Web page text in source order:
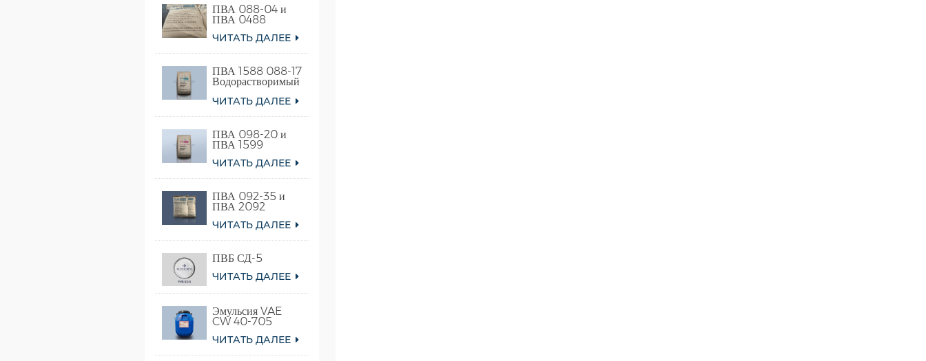
ПВА 088-04 и
ПВА 0488
ЧИТАТЬ ДАЛЕЕ
ПВА 1588 088-17
Водорастворимый
спирт
ЧИТАТЬ ДАЛЕЕ
ПВА 098-20 и
ПВА 1599
ЧИТАТЬ ДАЛЕЕ
ПВА 092-35 и
ПВА 2092
ЧИТАТЬ ДАЛЕЕ
ПВБ СД-5
ЧИТАТЬ ДАЛЕЕ
Эмульсия VAE
CW 40-705
ЧИТАТЬ ДАЛЕЕ